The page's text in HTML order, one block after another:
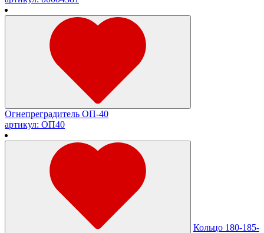
Огнепреградитель ОП-40
артикул: ОП40
Кольцо 180-185-